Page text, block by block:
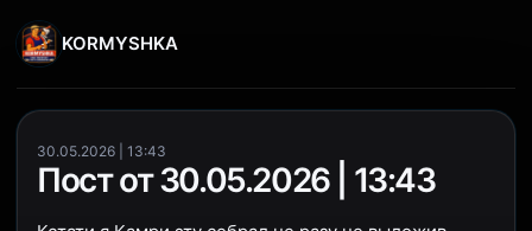
KORMYSHKA
30.05.2026 | 13:43
Пост от 30.05.2026 | 13:43